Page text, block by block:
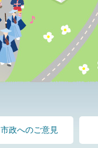
市政へのご意見